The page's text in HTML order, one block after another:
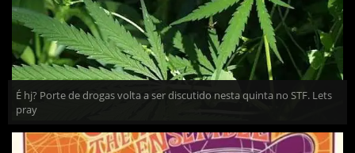
É hj? Porte de drogas volta a ser discutido nesta quinta no STF. Lets
pray